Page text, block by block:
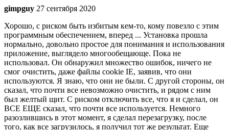
gimpguy 27 сентября 2020
Хорошо, с риском быть избитым кем-то, кому повезло с этим
программным обеспечением, вперед ... Установка прошла
нормально, довольно простое для понимания и использования
приложение, выглядело многообещающе. Пока не
использовал. Он обнаружил множество ошибок, ничего не
смог очистить, даже файлы cookie IE, заявив, что они
используются. Я знаю, что они не были. С другой стороны, он
сказал, что почти все невозможно очистить, и рядом с ним
был желтый щит. С риском отключить все, что я и сделал, он
ВСЕ ЕЩЕ сказал, что почти все используется. Немного
разозлившись в этот момент, я сделал перезагрузку, после
того, как все загрузилось, я получил тот же результат. Еще